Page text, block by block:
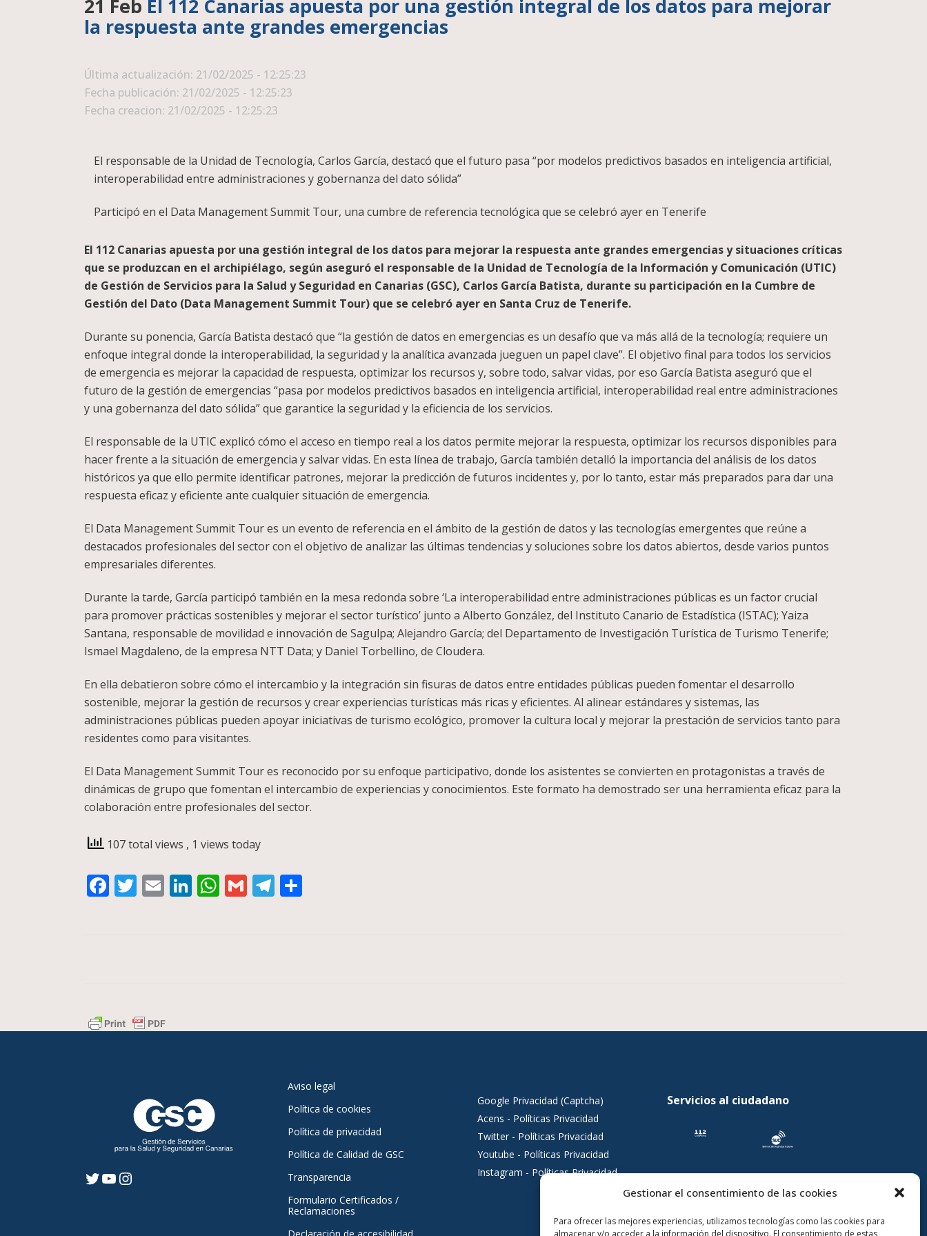
Gestionar el consentimiento de las cookies
Para ofrecer las mejores experiencias, utilizamos tecnologías como las cookies para
almacenar y/o acceder a la información del dispositivo. El consentimiento de estas
21 Feb El 112 Canarias apuesta por una gestión integral de los datos para mejorar
la respuesta ante grandes emergencias
Última actualización: 21/02/2025 - 12:25:23
Fecha publicación: 21/02/2025 - 12:25:23
Fecha creacion: 21/02/2025 - 12:25:23
El responsable de la Unidad de Tecnología, Carlos García, destacó que el futuro pasa “por modelos predictivos basados en inteligencia artificial,
interoperabilidad entre administraciones y gobernanza del dato sólida”
Participó en el Data Management Summit Tour, una cumbre de referencia tecnológica que se celebró ayer en Tenerife
El 112 Canarias apuesta por una gestión integral de los datos para mejorar la respuesta ante grandes emergencias y situaciones críticas
que se produzcan en el archipiélago, según aseguró el responsable de la Unidad de Tecnología de la Información y Comunicación (UTIC)
de Gestión de Servicios para la Salud y Seguridad en Canarias (GSC), Carlos García Batista, durante su participación en la Cumbre de
Gestión del Dato (Data Management Summit Tour) que se celebró ayer en Santa Cruz de Tenerife.
Durante su ponencia, García Batista destacó que “la gestión de datos en emergencias es un desafío que va más allá de la tecnología; requiere un
enfoque integral donde la interoperabilidad, la seguridad y la analítica avanzada jueguen un papel clave”. El objetivo final para todos los servicios
de emergencia es mejorar la capacidad de respuesta, optimizar los recursos y, sobre todo, salvar vidas, por eso García Batista aseguró que el
futuro de la gestión de emergencias “pasa por modelos predictivos basados en inteligencia artificial, interoperabilidad real entre administraciones
y una gobernanza del dato sólida” que garantice la seguridad y la eficiencia de los servicios.
El responsable de la UTIC explicó cómo el acceso en tiempo real a los datos permite mejorar la respuesta, optimizar los recursos disponibles para
hacer frente a la situación de emergencia y salvar vidas. En esta línea de trabajo, García también detalló la importancia del análisis de los datos
históricos ya que ello permite identificar patrones, mejorar la predicción de futuros incidentes y, por lo tanto, estar más preparados para dar una
respuesta eficaz y eficiente ante cualquier situación de emergencia.
El Data Management Summit Tour es un evento de referencia en el ámbito de la gestión de datos y las tecnologías emergentes que reúne a
destacados profesionales del sector con el objetivo de analizar las últimas tendencias y soluciones sobre los datos abiertos, desde varios puntos
empresariales diferentes.
Durante la tarde, García participó también en la mesa redonda sobre ‘La interoperabilidad entre administraciones públicas es un factor crucial
para promover prácticas sostenibles y mejorar el sector turístico’ junto a Alberto González, del Instituto Canario de Estadística (ISTAC); Yaiza
Santana, responsable de movilidad e innovación de Sagulpa; Alejandro García; del Departamento de Investigación Turística de Turismo Tenerife;
Ismael Magdaleno, de la empresa NTT Data; y Daniel Torbellino, de Cloudera.
En ella debatieron sobre cómo el intercambio y la integración sin fisuras de datos entre entidades públicas pueden fomentar el desarrollo
sostenible, mejorar la gestión de recursos y crear experiencias turísticas más ricas y eficientes. Al alinear estándares y sistemas, las
administraciones públicas pueden apoyar iniciativas de turismo ecológico, promover la cultura local y mejorar la prestación de servicios tanto para
residentes como para visitantes.
El Data Management Summit Tour es reconocido por su enfoque participativo, donde los asistentes se convierten en protagonistas a través de
dinámicas de grupo que fomentan el intercambio de experiencias y conocimientos. Este formato ha demostrado ser una herramienta eficaz para la
colaboración entre profesionales del sector.
107 total views , 1 views today
Facebook
Twitter
EmailLinkedIn
WhatsApp
GmailTelegram
Twitter
YouTube
Instagram
Aviso legal
Política de cookies
Política de privacidad
Política de Calidad de GSC
Transparencia
Formulario Certificados /
Reclamaciones
Google Privacidad (Captcha)
Acens - Políticas Privacidad
Twitter - Políticas Privacidad
Youtube - Políticas Privacidad
Instagram - Políticas Privacidad
Servicios al ciudadano